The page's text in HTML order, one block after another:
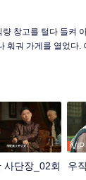
창고를 털다 들켜
훠궈 가게를 열었다.
되어 일본군과 맞서
사단장_02회
VIP
우